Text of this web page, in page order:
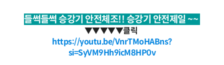
들썩들썩 승강기 안전체조!! 승강기 안전제일 ~~
▼▼▼▼▼클릭
https://youtu.be/VnrTMoHABns?
si=SyVM9Hh9icM8HP0v